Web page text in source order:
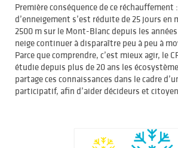
Première conséquence de ce réchauffement
d’enneigement s’est réduite de 25 jours en
2500 m sur le Mont-Blanc depuis les
neige continuer à disparaître peu à peu à
Parce que comprendre, c’est mieux agir, le
étudie depuis plus de 20 ans les
partage ces connaissances dans le cadre
participatif, afin d’aider décideurs et